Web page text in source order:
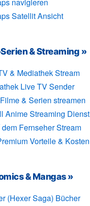
Satellit Ansicht
& Streaming »
& Mediathek Stream
Live TV Sender
& Serien streamen
Anime Streaming Dienst
Fernseher Stream
Vorteile & Kosten
& Mangas »
(Hexer Saga) Bücher